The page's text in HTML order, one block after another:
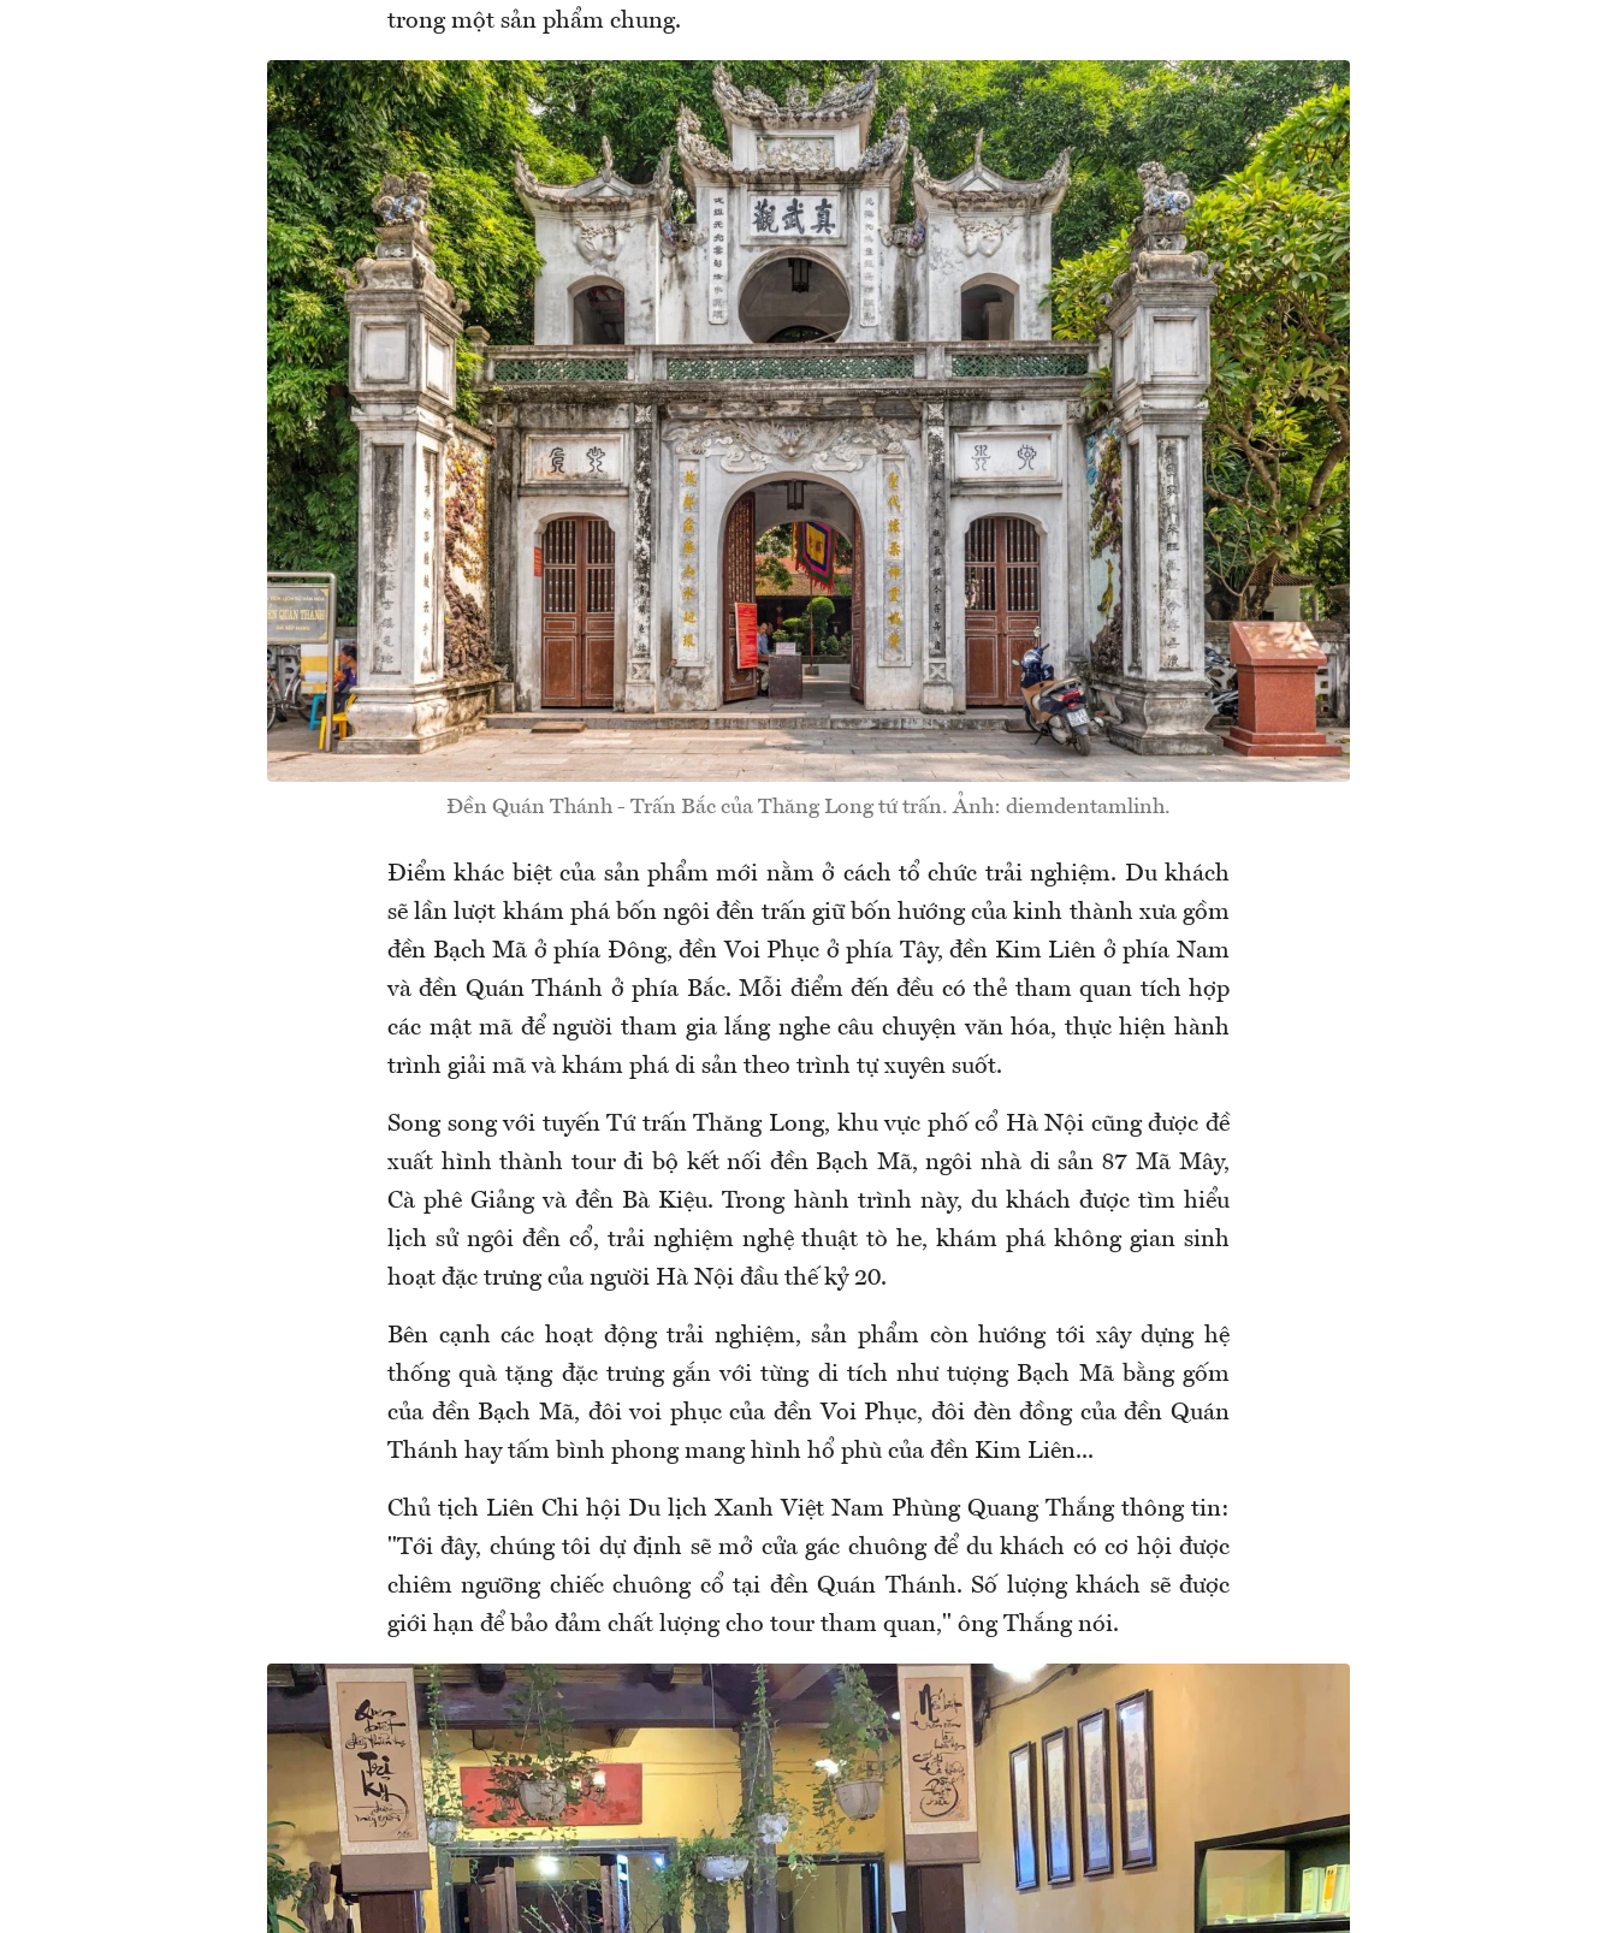
trong một sản phẩm chung.
Đền Quán Thánh - Trấn Bắc của Thăng Long tứ trấn. Ảnh: diemdentamlinh.
Điểm khác biệt của sản phẩm mới nằm ở cách tổ chức trải nghiệm. Du khách
sẽ lần lượt khám phá bốn ngôi đền trấn giữ bốn hướng của kinh thành xưa gồm
đền Bạch Mã ở phía Đông, đền Voi Phục ở phía Tây, đền Kim Liên ở phía Nam
và đền Quán Thánh ở phía Bắc. Mỗi điểm đến đều có thẻ tham quan tích hợp
các mật mã để người tham gia lắng nghe câu chuyện văn hóa, thực hiện hành
trình giải mã và khám phá di sản theo trình tự xuyên suốt.
Song song với tuyến Tứ trấn Thăng Long, khu vực phố cổ Hà Nội cũng được đề
xuất hình thành tour đi bộ kết nối đền Bạch Mã, ngôi nhà di sản 87 Mã Mây,
Cà phê Giảng và đền Bà Kiệu. Trong hành trình này, du khách được tìm hiểu
lịch sử ngôi đền cổ, trải nghiệm nghệ thuật tò he, khám phá không gian sinh
hoạt đặc trưng của người Hà Nội đầu thế kỷ 20.
Bên cạnh các hoạt động trải nghiệm, sản phẩm còn hướng tới xây dựng hệ
thống quà tặng đặc trưng gắn với từng di tích như tượng Bạch Mã bằng gốm
của đền Bạch Mã, đôi voi phục của đền Voi Phục, đôi đèn đồng của đền Quán
Thánh hay tấm bình phong mang hình hổ phù của đền Kim Liên...
Chủ tịch Liên Chi hội Du lịch Xanh Việt Nam Phùng Quang Thắng thông tin:
"Tới đây, chúng tôi dự định sẽ mở cửa gác chuông để du khách có cơ hội được
chiêm ngưỡng chiếc chuông cổ tại đền Quán Thánh. Số lượng khách sẽ được
giới hạn để bảo đảm chất lượng cho tour tham quan," ông Thắng nói.